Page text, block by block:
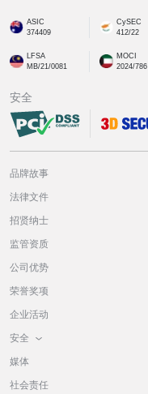
ASIC
374409
CySEC
412/22
LFSA
MB/21/0081
MOCI
2024/786
安全
品牌故事
法律文件
招贤纳士
监管资质
公司优势
荣誉奖项
企业活动
安全
媒体
社会责任